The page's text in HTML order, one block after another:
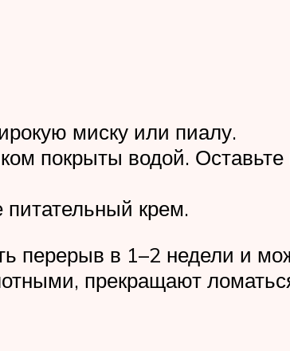
миску или пиалу.
покрыты водой.
крем.
перерыв в 1–2 недели и
прекращают